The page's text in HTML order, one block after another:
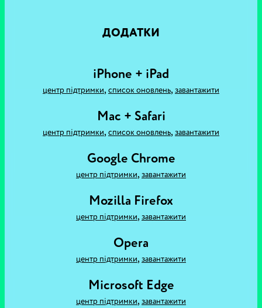
ДОДАТКИ
iPhone + iPad
центр підтримки, список оновлень, завантажити
Mac + Safari
центр підтримки, список оновлень, завантажити
Google Chrome
центр підтримки, завантажити
Mozilla Firefox
центр підтримки, завантажити
Opera
центр підтримки, завантажити
Microsoft Edge
центр підтримки, завантажити